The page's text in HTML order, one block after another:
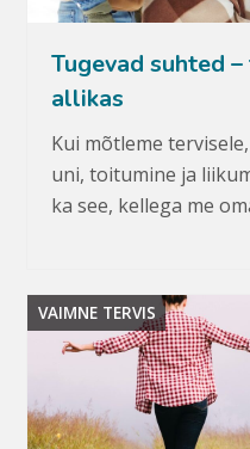
Tugevad suhted
allikas
Kui mõtleme
uni, toitumine ja
ka see, kellega me
VAIMNE TERVIS